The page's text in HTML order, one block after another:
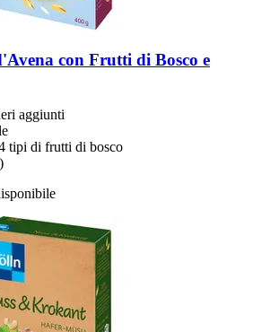
con Frutti di Bosco e
aggiunti
tipi di frutti di bosco